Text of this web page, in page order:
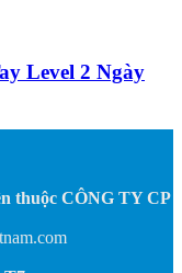
Level 2 Ngày
thuộc CÔNG TY CP